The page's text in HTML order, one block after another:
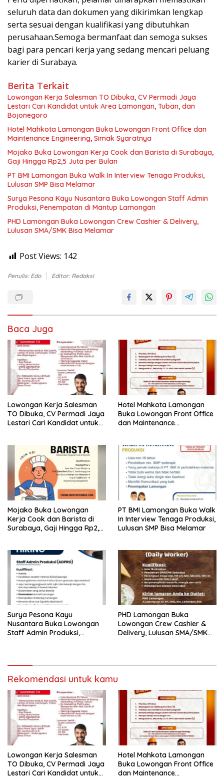
seluruh data dan dokumen yang dikirimkan lengkap
serta sesuai dengan kualifikasi yang dibutuhkan
perusahaan.Semoga bermanfaat dan semoga sukses
bagi para pencari kerja yang sedang mencari peluang
karier di Surabaya.
Berita Terkait
Lowongan Kerja Salesman TO Dibuka, CV Permadi Jaya
Lestari Cari Kandidat untuk Area Lamongan, Tuban, dan
Bojonegoro
Hotel Mahkota Lamongan Buka Lowongan Front Office dan
Maintenance Engineering, Simak Syaratnya
Mojako Buka Lowongan Kerja Cook dan Barista di Surabaya,
Gaji Hingga Rp2,5 Juta per Bulan
PT BMI Lamongan Buka Walk In Interview Tenaga Produksi,
Lulusan SMP Bisa Melamar
Surya Pesona Kayu Nusantara Buka Lowongan Staff Admin
Produksi, Penempatan di Mantup Lamongan
PHD Lamongan Buka Lowongan Crew Cashier & Delivery,
Lulusan SMA/SMK Bisa Melamar
Post Views: 142
Penulis: Edo Editor: Redaksi
Baca Juga
Lowongan Kerja Salesman
TO Dibuka, CV Permadi Jaya
Lestari Cari Kandidat untuk
Hotel Mahkota Lamongan
Buka Lowongan Front Office
dan Maintenance
Mojako Buka Lowongan
Kerja Cook dan Barista di
Surabaya, Gaji Hingga Rp2,5
PT BMI Lamongan Buka Walk
In Interview Tenaga Produksi,
Lulusan SMP Bisa Melamar
Surya Pesona Kayu
Nusantara Buka Lowongan
Staff Admin Produksi,
PHD Lamongan Buka
Lowongan Crew Cashier &
Delivery, Lulusan SMA/SMK
Rekomendasi untuk kamu
Lowongan Kerja Salesman
TO Dibuka, CV Permadi Jaya
Lestari Cari Kandidat untuk
Hotel Mahkota Lamongan
Buka Lowongan Front Office
dan Maintenance